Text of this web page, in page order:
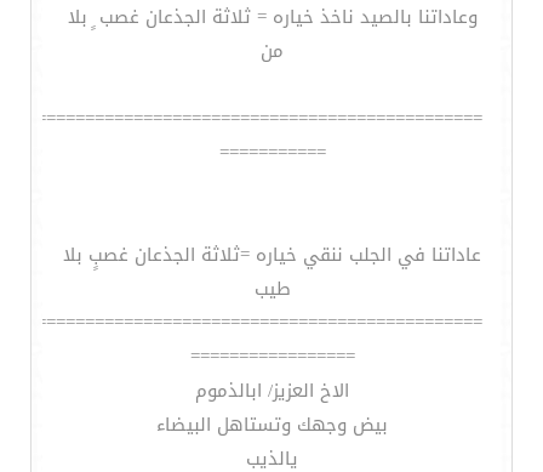
وعاداتنا بالصيد ناخذ خياره = ثلاثة الجذعان غصب ٍ بلا
من
===========
عاداتنا في الجلب ننقي خياره =ثلاثة الجذعان غصبٍ بلا
طيب
=================
الاخ العزيز/ ابالذموم
بيض وجهك وتستاهل البيضاء
يالذيب